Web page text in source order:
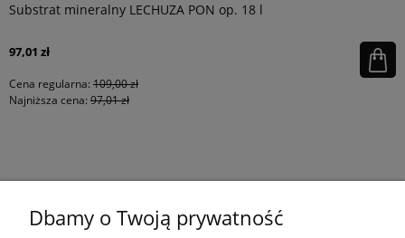
Substrat mineralny LECHUZA PON op. 18 l
97,01 zł
Cena regularna: 109,00 zł
Najniższa cena: 97,01 zł
Dbamy o Twoją prywatność